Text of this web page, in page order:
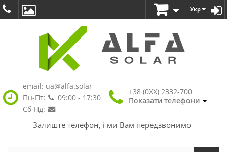
Укр
email: ua@alfa.solar
Пн-Пт:
09:00 - 17:30
Сб-Нд:
+38 (0XX) 2332-700
Показати телефони
Залиште телефон, і ми Вам передзвонимо